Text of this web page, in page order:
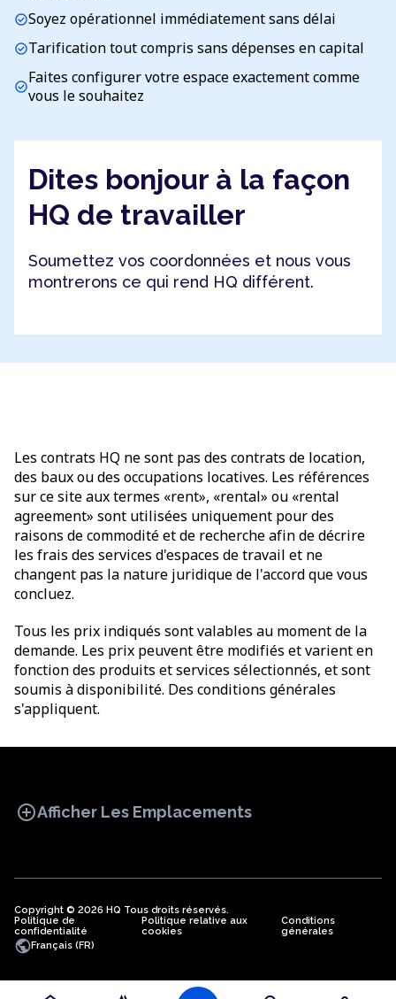
check_circleSoyez opérationnel immédiatement sans délai
check_circleTarification tout compris sans dépenses en capital
check_circleFaites configurer votre espace exactement comme
vous le souhaitez
Dites bonjour à la façon
HQ de travailler
Soumettez vos coordonnées et nous vous
montrerons ce qui rend HQ différent.
Les contrats HQ ne sont pas des contrats de location,
des baux ou des occupations locatives. Les références
sur ce site aux termes «rent», «rental» ou «rental
agreement» sont utilisées uniquement pour des
raisons de commodité et de recherche afin de décrire
les frais des services d'espaces de travail et ne
changent pas la nature juridique de l'accord que vous
concluez.
Tous les prix indiqués sont valables au moment de la
demande. Les prix peuvent être modifiés et varient en
fonction des produits et services sélectionnés, et sont
soumis à disponibilité. Des conditions générales
s'appliquent.
add_circleAfficher Les Emplacements
BUREAU COWORKING
BUREAUX
Copyright © 2026 HQ Tous droits réservés.
Politique de
confidentialité
Politique relative aux
cookies
Conditions
générales
publicFrançais (FR)